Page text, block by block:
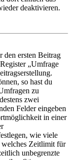
deaktivieren.
den ersten Beitrag
„Umfrage
so hast du
zu
zwei
Felder eingeben
in einer
wie viele
welches Zeitlimit für
unbegrenzte